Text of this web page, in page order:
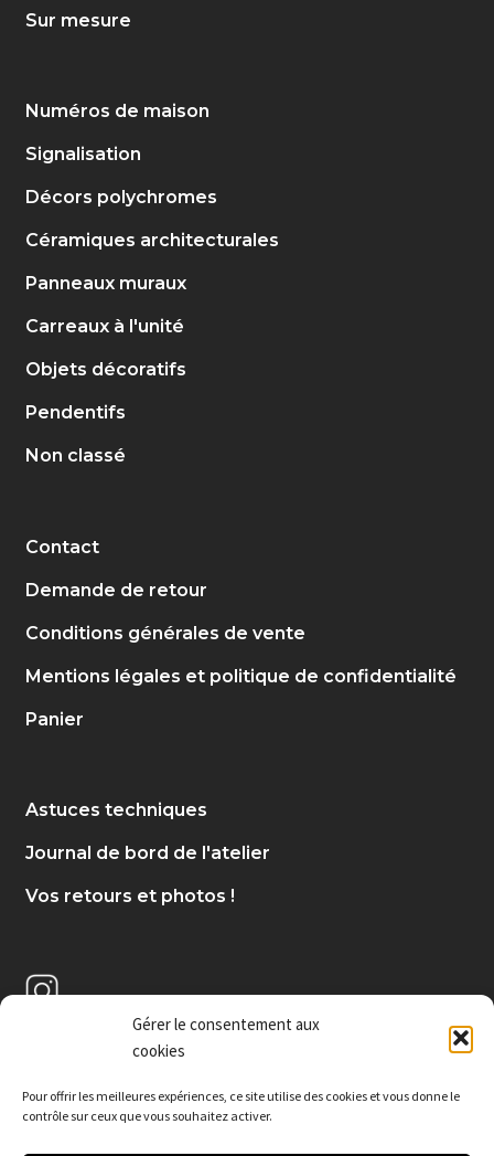
Gérer le consentement aux
cookies
Pour offrir les meilleures expériences, ce site utilise des cookies et vous donne le
contrôle sur ceux que vous souhaitez activer.
Sur mesure
Numéros de maison
Signalisation
Décors polychromes
Céramiques architecturales
Panneaux muraux
Carreaux à l'unité
Objets décoratifs
Pendentifs
Non classé
Contact
Demande de retour
Conditions générales de vente
Mentions légales et politique de confidentialité
Panier
Astuces techniques
Journal de bord de l'atelier
Vos retours et photos !